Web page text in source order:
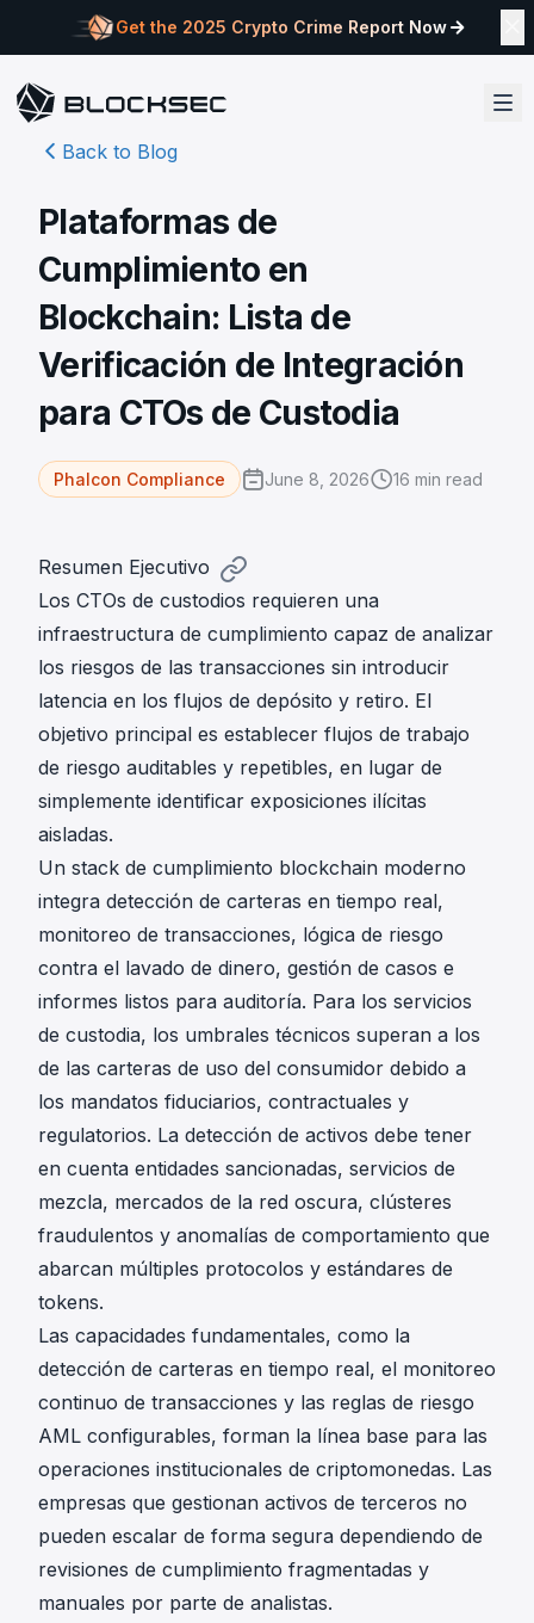
Get the 2025 Crypto Crime Report Now
Back to Blog
Plataformas de
Cumplimiento en
Blockchain: Lista de
Verificación de Integración
para CTOs de Custodia
Phalcon Compliance June 8, 2026 16 min read
Resumen Ejecutivo
Los CTOs de custodios requieren una
infraestructura de cumplimiento capaz de analizar
los riesgos de las transacciones sin introducir
latencia en los flujos de depósito y retiro. El
objetivo principal es establecer flujos de trabajo
de riesgo auditables y repetibles, en lugar de
simplemente identificar exposiciones ilícitas
aisladas.
Un stack de cumplimiento blockchain moderno
integra detección de carteras en tiempo real,
monitoreo de transacciones, lógica de riesgo
contra el lavado de dinero, gestión de casos e
informes listos para auditoría. Para los servicios
de custodia, los umbrales técnicos superan a los
de las carteras de uso del consumidor debido a
los mandatos fiduciarios, contractuales y
regulatorios. La detección de activos debe tener
en cuenta entidades sancionadas, servicios de
mezcla, mercados de la red oscura, clústeres
fraudulentos y anomalías de comportamiento que
abarcan múltiples protocolos y estándares de
tokens.
Las capacidades fundamentales, como la
detección de carteras en tiempo real, el monitoreo
continuo de transacciones y las reglas de riesgo
AML configurables, forman la línea base para las
operaciones institucionales de criptomonedas. Las
empresas que gestionan activos de terceros no
pueden escalar de forma segura dependiendo de
revisiones de cumplimiento fragmentadas y
manuales por parte de analistas.